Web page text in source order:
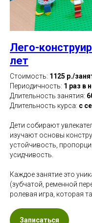
Лего-
лет
Стоимость: 1125 р./
Периодичность: 1 раз в
Длительность занятия:
Длительность курса: с
Дети собирают
изучают основы
устойчивость,
усидчивость.
Каждое занятие это
(зубчатой, ременной
ролевая игра, которая
Записаться